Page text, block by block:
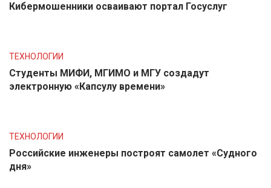
Кибермошенники осваивают портал Госуслуг
ТЕХНОЛОГИИ
Студенты МИФИ, МГИМО и МГУ создадут
электронную «Капсулу времени»
ТЕХНОЛОГИИ
Российские инженеры построят самолет «Судного
дня»